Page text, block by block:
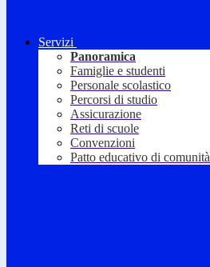
Servizi
Panoramica
Famiglie e studenti
Personale scolastico
Percorsi di studio
Assicurazione
Reti di scuole
Convenzioni
Patto educativo di comunità